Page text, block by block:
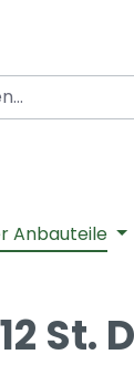
Anbauteile